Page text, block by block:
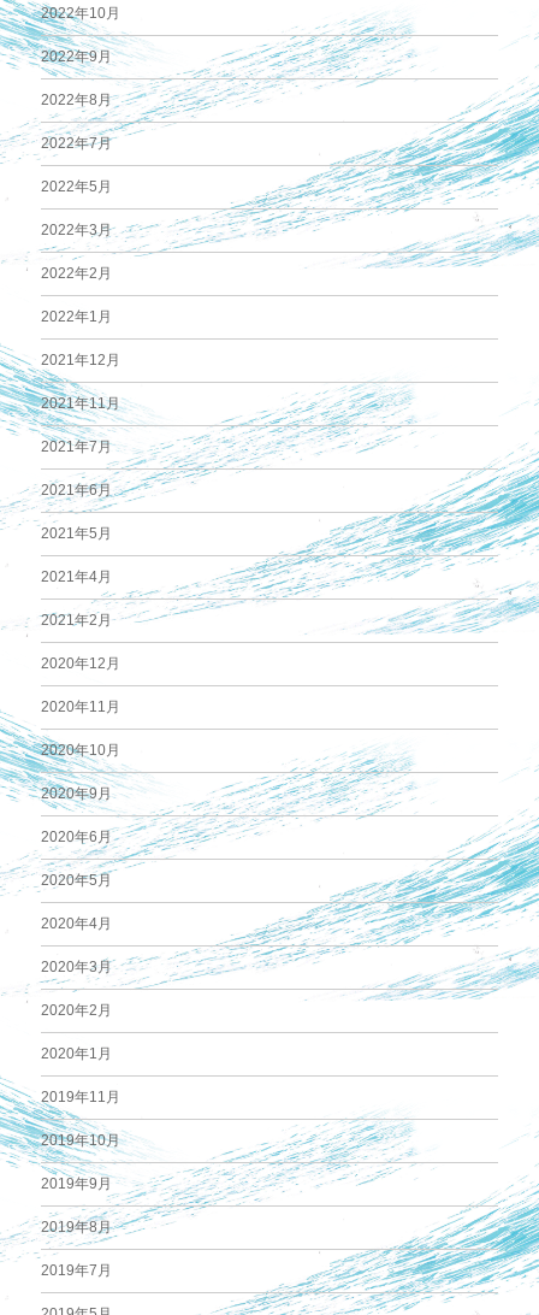
2022年10月
2022年9月
2022年8月
2022年7月
2022年5月
2022年3月
2022年2月
2022年1月
2021年12月
2021年11月
2021年7月
2021年6月
2021年5月
2021年4月
2021年2月
2020年12月
2020年11月
2020年10月
2020年9月
2020年6月
2020年5月
2020年4月
2020年3月
2020年2月
2020年1月
2019年11月
2019年10月
2019年9月
2019年8月
2019年7月